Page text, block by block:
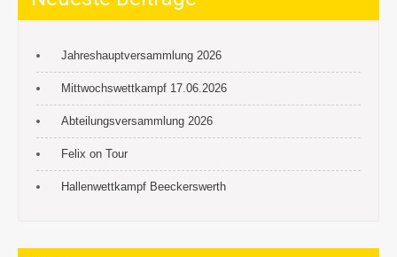
Jahreshauptversammlung 2026
Mittwochswettkampf 17.06.2026
Abteilungsversammlung 2026
Felix on Tour
Hallenwettkampf Beeckerswerth